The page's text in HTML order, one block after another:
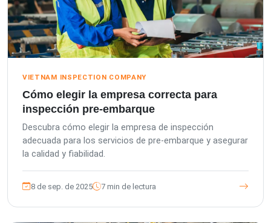
VIETNAM INSPECTION COMPANY
Cómo elegir la empresa correcta para
inspección pre-embarque
Descubra cómo elegir la empresa de inspección
adecuada para los servicios de pre-embarque y asegurar
la calidad y fiabilidad.
8 de sep. de 2025 7 min de lectura